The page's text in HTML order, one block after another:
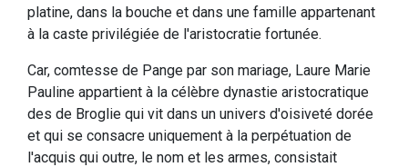
platine, dans la bouche et dans une famille appartenant
à la caste privilégiée de l'aristocratie fortunée.
Car, comtesse de Pange par son mariage, Laure Marie
Pauline appartient à la célèbre dynastie aristocratique
des de Broglie qui vit dans un univers d'oisiveté dorée
et qui se consacre uniquement à la perpétuation de
l'acquis qui outre, le nom et les armes, consistait